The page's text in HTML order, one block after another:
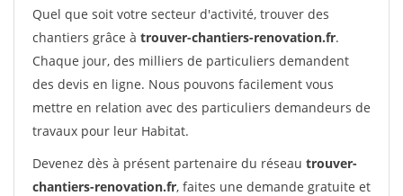
Quel que soit votre secteur d'activité, trouver des
chantiers grâce à trouver-chantiers-renovation.fr.
Chaque jour, des milliers de particuliers demandent
des devis en ligne. Nous pouvons facilement vous
mettre en relation avec des particuliers demandeurs de
travaux pour leur Habitat.
Devenez dès à présent partenaire du réseau trouver-
chantiers-renovation.fr, faites une demande gratuite et